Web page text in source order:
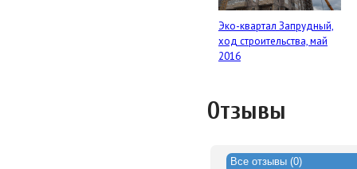
Эко-квартал Запрудный,
ход строительства, май
2016
Отзывы
Все отзывы (0)